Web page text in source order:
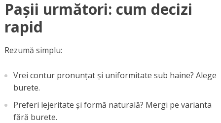
Pașii următori: cum decizi
rapid
Rezumă simplu:
Vrei contur pronunțat și uniformitate sub haine? Alege
burete.
Preferi lejeritate și formă naturală? Mergi pe varianta
fără burete.